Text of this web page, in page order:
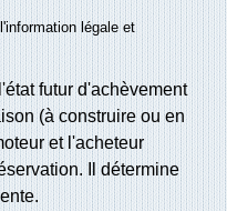
légale et
futur d'achèvement
(à construire ou en
et l'acheteur
Il détermine